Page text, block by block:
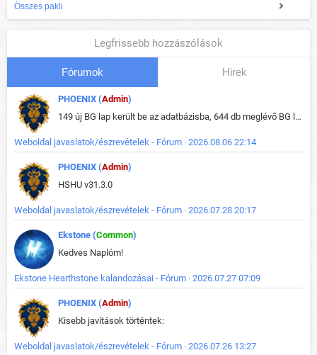
Összes pakli
Legfrissebb hozzászólások
Fórumok Hirek
PHOENIX (Admin)
149 új BG lap került be az adatbázisba, 644 db meglévő BG lap módosult, bekerültek az új képek a megváltozott lapokhoz is.
Weboldal javaslatok/észrevételek - Fórum · 2026.08.06 22:14
PHOENIX (Admin)
HSHU v31.3.0
Weboldal javaslatok/észrevételek - Fórum · 2026.07.28 20:17
Ekstone (Common)
Kedves Naplóm!
Ekstone Hearthstone kalandozásai - Fórum · 2026.07.27 07:09
PHOENIX (Admin)
Kisebb javítások történtek:
Weboldal javaslatok/észrevételek - Fórum · 2026.07.26 13:27